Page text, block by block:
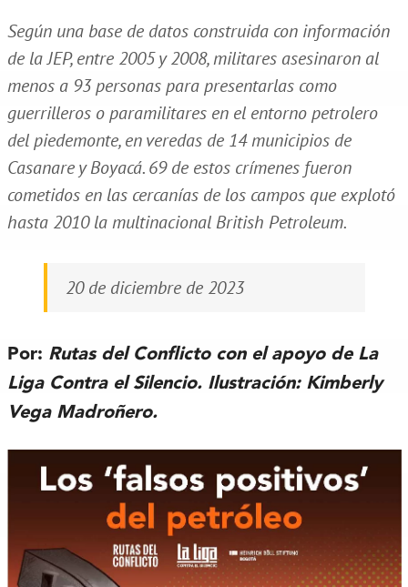
Según una base de datos construida con información
de la JEP, entre 2005 y 2008, militares asesinaron al
menos a 93 personas para presentarlas como
guerrilleros o paramilitares en el entorno petrolero
del piedemonte, en veredas de 14 municipios de
Casanare y Boyacá. 69 de estos crímenes fueron
cometidos en las cercanías de los campos que explotó
hasta 2010 la multinacional British Petroleum.
20 de diciembre de 2023
Por: Rutas del Conflicto con el apoyo de La
Liga Contra el Silencio. Ilustración: Kimberly
Vega Madroñero.